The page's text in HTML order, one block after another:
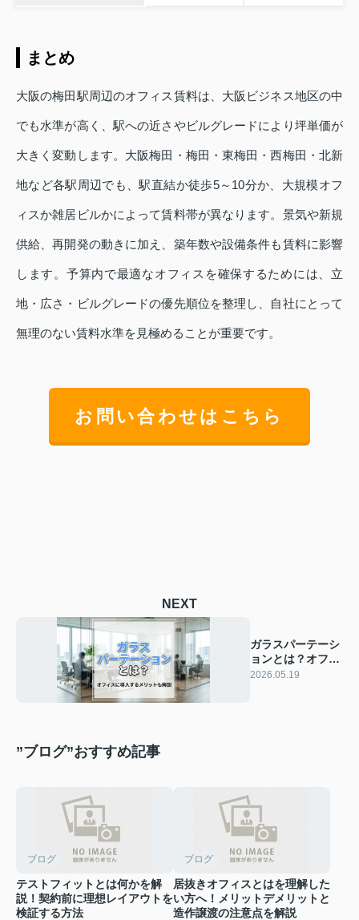
まとめ
大阪の梅田駅周辺のオフィス賃料は、大阪ビジネス地区の中
でも水準が高く、駅への近さやビルグレードにより坪単価が
大きく変動します。大阪梅田・梅田・東梅田・西梅田・北新
地など各駅周辺でも、駅直結か徒歩5～10分か、大規模オフ
ィスか雑居ビルかによって賃料帯が異なります。景気や新規
供給、再開発の動きに加え、築年数や設備条件も賃料に影響
します。予算内で最適なオフィスを確保するためには、立
地・広さ・ビルグレードの優先順位を整理し、自社にとって
無理のない賃料水準を見極めることが重要です。
お問い合わせはこちら
NEXT
ガラスパーテーシ
ョンとは？オフィ
スに導入するメリ
2026.05.19
”ブログ”おすすめ記事
ブログ
テストフィットとは何かを解
説！契約前に理想レイアウトを
検証する方法
ブログ
居抜きオフィスとはを理解した
い方へ！メリットデメリットと
造作譲渡の注意点を解説